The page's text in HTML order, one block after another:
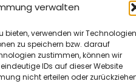
verwalten
bieten, verwenden wir Technologien
zu speichern bzw. darauf
zustimmen, können wir
IDs auf dieser Website
nicht erteilen oder